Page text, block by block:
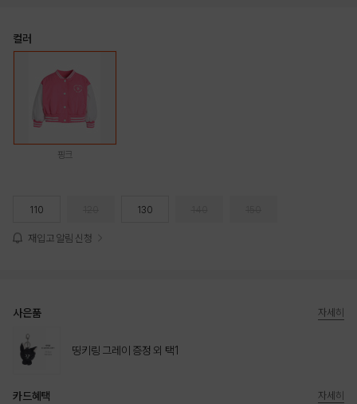
컬러
핑크
110 130
재입고 알림 신청
사은품
띵키링 그레이 증정 외 택1
자세히
카드혜택
자세히